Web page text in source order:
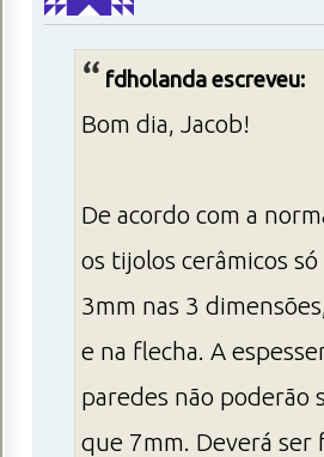
fdholanda escreveu:
Bom dia, Jacob!
De acordo com a
os tijolos cerâmicos
3mm nas 3
e na flecha. A
paredes não poderão
que 7mm. Deverá ser